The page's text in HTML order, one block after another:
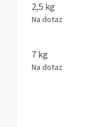
2,5 kg
Na dotaz
7 kg
Na dotaz